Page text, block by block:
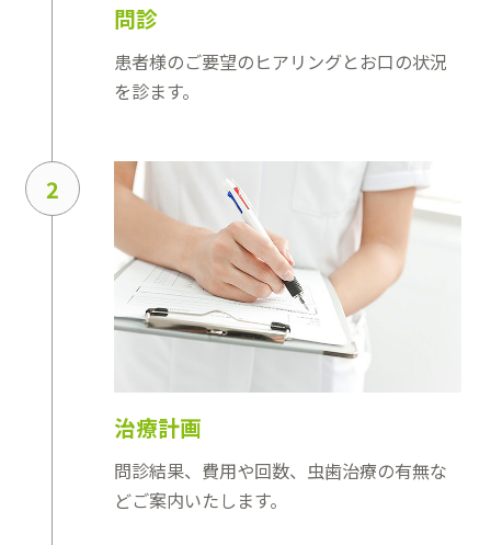
問診
患者様のご要望のヒアリングとお口の状況
を診ます。
2
治療計画
問診結果、費用や回数、虫歯治療の有無な
どご案内いたします。